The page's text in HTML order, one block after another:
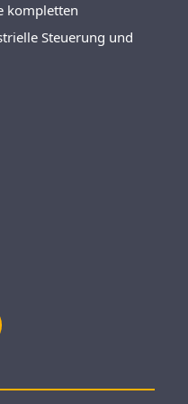
kompletten
Steuerung und